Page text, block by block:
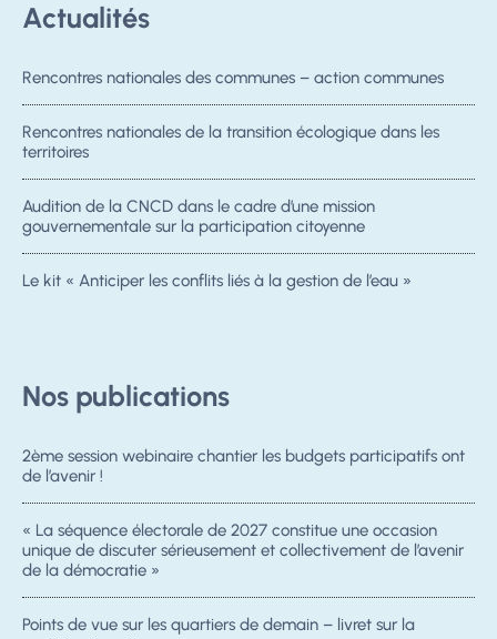
Actualités
Rencontres nationales des communes – action communes
Rencontres nationales de la transition écologique dans les
territoires
Audition de la CNCD dans le cadre d’une mission
gouvernementale sur la participation citoyenne
Le kit « Anticiper les conflits liés à la gestion de l’eau »
Nos publications
2ème session webinaire chantier les budgets participatifs ont
de l’avenir !
« La séquence électorale de 2027 constitue une occasion
unique de discuter sérieusement et collectivement de l’avenir
de la démocratie »
Points de vue sur les quartiers de demain – livret sur la